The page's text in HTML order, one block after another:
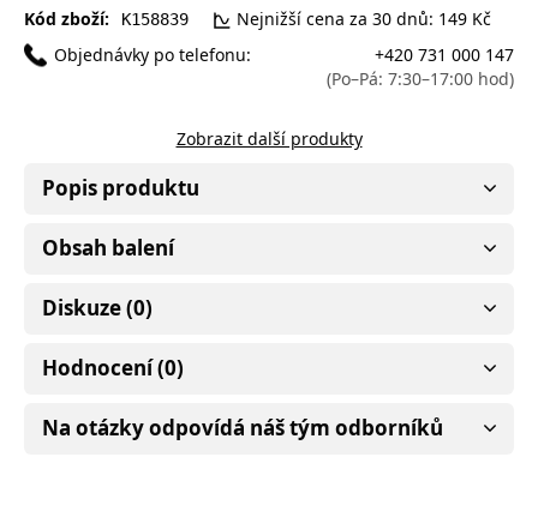
Kód zboží: K158839
Nejnižší cena za 30 dnů: 149 Kč
Objednávky po telefonu:
+420 731 000 147
(Po–Pá: 7:30–17:00 hod)
Zobrazit další produkty
Popis produktu
Obsah balení
Diskuze (0)
Hodnocení (0)
Na otázky odpovídá náš tým odborníků